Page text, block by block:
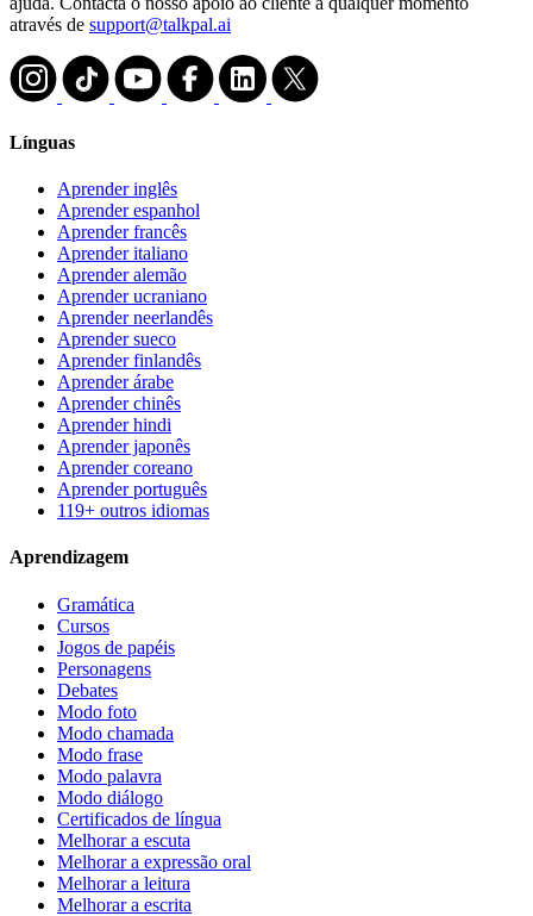
através de support@talkpal.ai
Línguas
Aprender inglês
Aprender espanhol
Aprender francês
Aprender italiano
Aprender alemão
Aprender ucraniano
Aprender neerlandês
Aprender sueco
Aprender finlandês
Aprender árabe
Aprender chinês
Aprender hindi
Aprender japonês
Aprender coreano
Aprender português
119+ outros idiomas
Aprendizagem
Gramática
Cursos
Jogos de papéis
Personagens
Debates
Modo foto
Modo chamada
Modo frase
Modo palavra
Modo diálogo
Certificados de língua
Melhorar a escuta
Melhorar a expressão oral
Melhorar a leitura
Melhorar a escrita